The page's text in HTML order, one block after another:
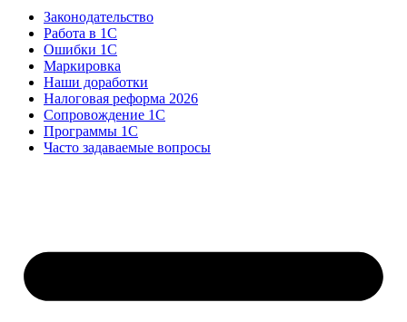
Законодательство
Работа в 1С
Ошибки 1С
Маркировка
Наши доработки
Налоговая реформа 2026
Сопровождение 1С
Программы 1С
Часто задаваемые вопросы